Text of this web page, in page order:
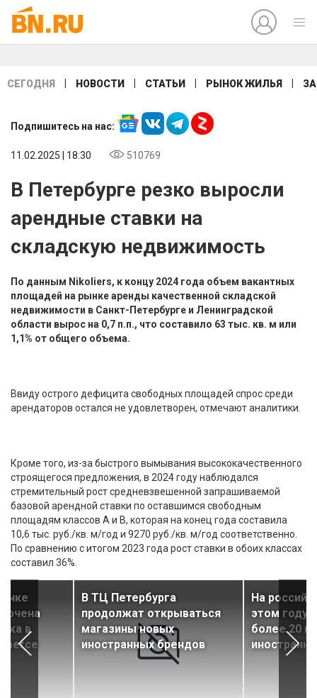
СЕГОДНЯ НОВОСТИ СТАТЬИ РЫНОК ЖИЛЬЯ
Подпишитесь на нас:
11.02.2025 | 18:30 510769
В Петербурге резко выросли
арендные ставки на
складскую недвижимость
По данным Nikoliers, к концу 2024 года объем вакантных
площадей на рынке аренды качественной складской
недвижимости в Санкт-Петербурге и Ленинградской
области вырос на 0,7 п.п., что составило 63 тыс. кв. м или
1,1% от общего объема.
Ввиду острого дефицита свободных площадей спрос среди
арендаторов остался не удовлетворен, отмечают аналитики.
Кроме того, из-за быстрого вымывания высококачественного
строящегося предложения, в 2024 году наблюдался
стремительный рост средневзвешенной запрашиваемой
базовой арендной ставки по оставшимся свободным
площадям классов А и B, которая на конец года составила
10,6 тыс. руб./кв. м/год и 9270 руб./кв. м/год соответственно.
По сравнению с итогом 2023 года рост ставки в обоих классах
составил 36%.
в
В ТЦ Петербурга
продолжат открываться
магазины новых
иностранных брендов
На
этом году
более 20